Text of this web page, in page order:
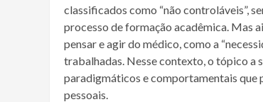
classificados como “não controláveis”,
processo de formação acadêmica. Mas
pensar e agir do médico, como a
trabalhadas. Nesse contexto, o tópico a
paradigmáticos e comportamentais que
pessoais.